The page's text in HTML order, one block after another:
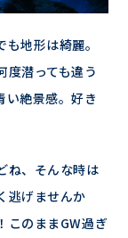
地形は綺麗。
度潜っても違う
い絶景感。好き
ね、そんな時は
逃げませんか
このままGW過ぎ